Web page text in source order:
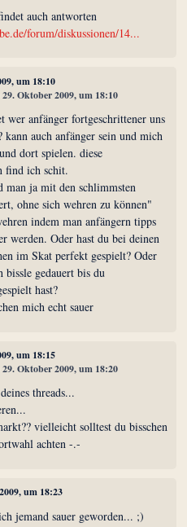
auch antworten
forum/diskussionen/14...
um 18:10
Oktober 2009, um 18:10
wer anfänger fortgeschrittener uns
kann auch anfänger sein und mich
dort spielen. diese
find ich schit.
man ja mit den schlimmsten
ohne sich wehren zu können"
indem man anfängern tipps
werden. Oder hast du bei deinen
im Skat perfekt gespielt? Oder
bissle gedauert bis du
hast?
mich echt sauer
um 18:15
Oktober 2009, um 18:20
threads...
vielleicht solltest du bisschen
achten -.-
um 18:23
jemand sauer geworden... ;)